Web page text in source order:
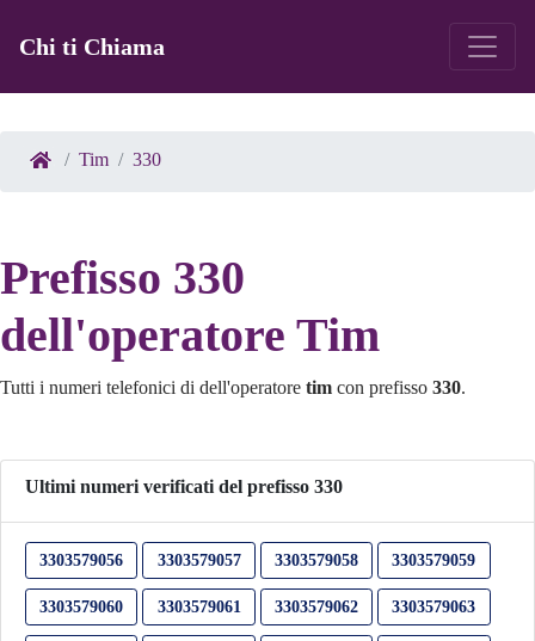
Chi ti Chiama
Tim 330
Prefisso 330
dell'operatore Tim
Tutti i numeri telefonici di dell'operatore tim con prefisso 330.
Ultimi numeri verificati del prefisso 330
3303579056 3303579057 3303579058 3303579059
3303579060 3303579061 3303579062 3303579063